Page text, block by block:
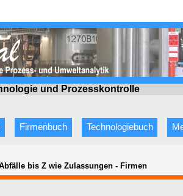
und Prozesskontrolle
Firmenbuch Technologiebuch
bis Z wie Zulassungen - Firmen